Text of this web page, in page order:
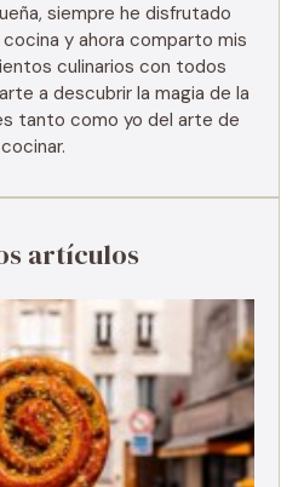
siempre he disfrutado
y ahora comparto mis
culinarios con todos
a descubrir la magia de la
tanto como yo del arte de
cocinar.
artículos